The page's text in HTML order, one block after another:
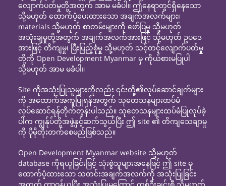
လျောက်ပတ်မှုတို့အတွက် အာမ မခံပါ။ ဤနေရာတွင်ရှိနေသော
သို့မဟုတ် ထောက်ပံ့ပေးထားသော အချက်အလက်များ၊
materials သို့မဟုတ် စာတမ်းများကို ဖော်ပြမှု သို့မဟုတ်
အသုံးချမှုတို့အတွက် အချက်အလက်အားဖြင့် သို့မဟုတ် ဥပဒေ
အားဖြင့် တိကျမှု၊ ပြီးပြည့်စုံမှု သို့မဟုတ် သင့်တင့်လျောက်ပတ်မှု
တို့ကို Open Development Myanmar မှ ကိုယ်စားမပြုပါ
သို့မဟုတ် အာမ မခံပါ။
Site ကိုအသုံးပြုသူများကိုလည်း ၎င်းတို့၏လုပ်ဆောင်ချက်များ
ကို အထောက်အကူပြုရန်အတွက် သုတေသနများထပ်မံ
လုပ်ဆောင်ရန်တိုက်တွန်းပါသည်။ သုတေသနများထပ်မံပြုလုပ်ခဲ့
ပါက ကျွန်ုပ်တို့အဖွဲ့နှင့်ဆက်သွယ်ပြီး ဤ site ၏ တိကျသေချာမှု
ကို ပိုမိုတိုးတက်စေမည်ဖြစ်သည်။
Open Development Myanmar website သို့မဟုတ်
database ကိုရယူခြင်းဖြင့် သုံးစွဲသူများအနေဖြင့် ဤ site မှ
ထောက်ပံ့ထားသော သတင်းအချက်အလက်ကို အသုံးပြုခြင်း